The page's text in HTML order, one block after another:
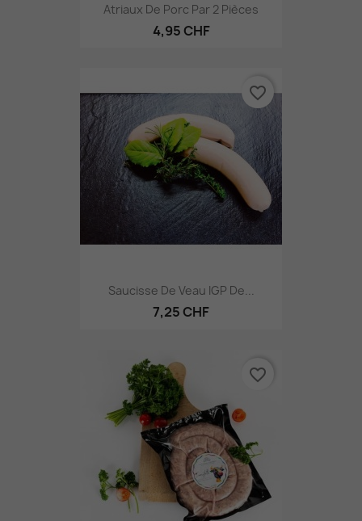
Atriaux De Porc Par 2 Pièces
4,95 CHF
Saucisse De Veau IGP De...
7,25 CHF
favorite_border
favorite_border